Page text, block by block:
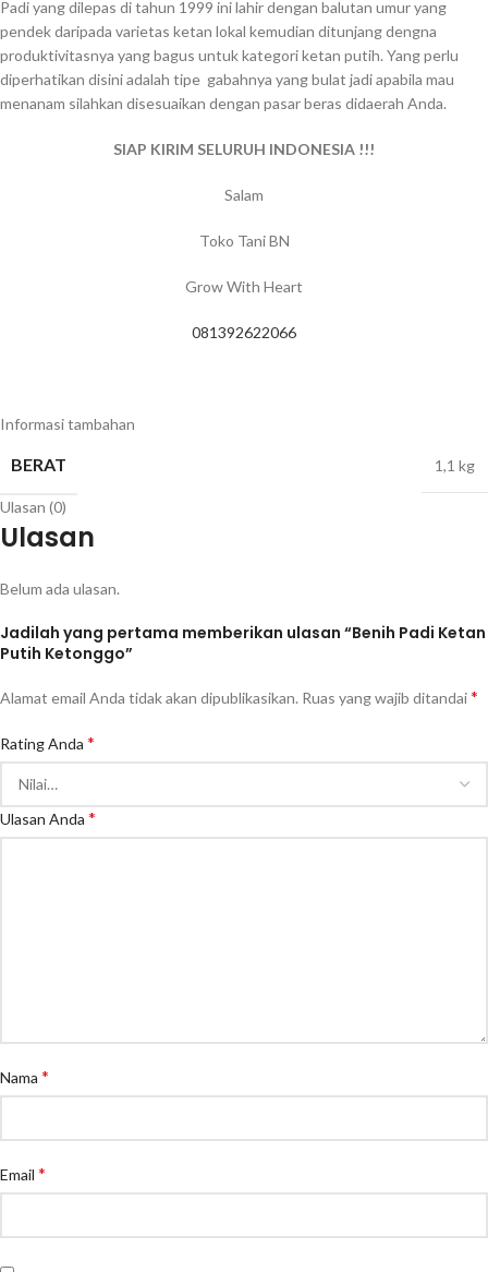
Padi yang dilepas di tahun 1999 ini lahir dengan balutan umur yang
pendek daripada varietas ketan lokal kemudian ditunjang dengna
produktivitasnya yang bagus untuk kategori ketan putih. Yang perlu
diperhatikan disini adalah tipe gabahnya yang bulat jadi apabila mau
menanam silahkan disesuaikan dengan pasar beras didaerah Anda.
SIAP KIRIM SELURUH INDONESIA !!!
Salam
Toko Tani BN
Grow With Heart
081392622066
Informasi tambahan
BERAT 1,1 kg
Ulasan (0)
Ulasan
Belum ada ulasan.
Jadilah yang pertama memberikan ulasan “Benih Padi Ketan
Putih Ketonggo”
Alamat email Anda tidak akan dipublikasikan. Ruas yang wajib ditandai*
Rating Anda *
Ulasan Anda *
Nama *
Email *